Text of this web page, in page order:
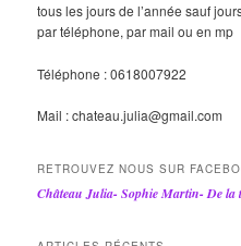
tous les jours de l’année sauf
par téléphone, par mail ou en mp
Téléphone : 0618007922
Mail : chateau.julia@gmail.com
RETROUVEZ NOUS SUR
Château Julia- Sophie Martin- De la